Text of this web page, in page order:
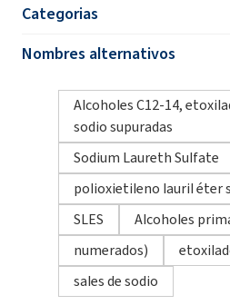
Categorias
Nombres alternativos
Alcoholes C12-14,
sodio supuradas
Sodium Laureth Sulfate
polioxietileno lauril éter
SLES
Alcoholes
numerados)
sales de sodio